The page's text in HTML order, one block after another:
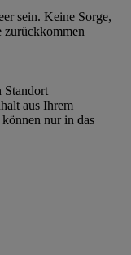
sein. Keine Sorge,
zurückkommen
Standort
aus Ihrem
nur in das